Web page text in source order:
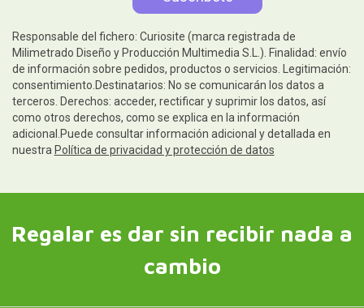
Responsable del fichero: Curiosite (marca registrada de
Milimetrado Diseño y Producción Multimedia S.L.). Finalidad: envío
de información sobre pedidos, productos o servicios. Legitimación:
consentimiento.Destinatarios: No se comunicarán los datos a
terceros. Derechos: acceder, rectificar y suprimir los datos, así
como otros derechos, como se explica en la información
adicional.Puede consultar información adicional y detallada en
nuestra Política de privacidad y protección de datos
Regalar es dar sin recibir nada a
cambio